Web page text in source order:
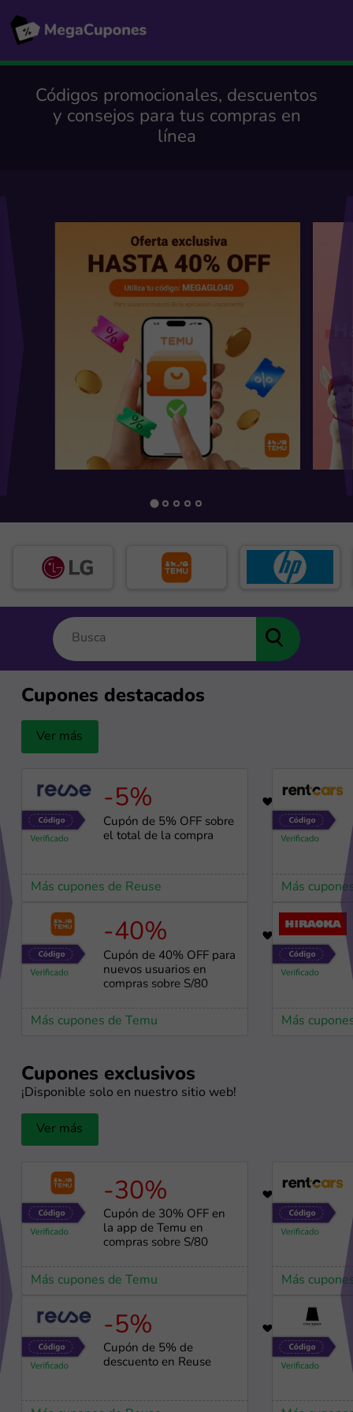
Códigos promocionales, descuentos
y consejos para tus compras en
línea
Cupones destacados
Ver más
-5%
Cupón de 5% OFF sobre
el total de la compra
Más cupones de Reuse
-40%
Cupón de 40% OFF para
nuevos usuarios en
compras sobre S/80
Más cupones de Temu
Más
Más
Cupones exclusivos
¡Disponible solo en nuestro sitio web!
Ver más
-30%
Cupón de 30% OFF en
la app de Temu en
compras sobre S/80
Más cupones de Temu
-5%
Cupón de 5% de
descuento en Reuse
Más